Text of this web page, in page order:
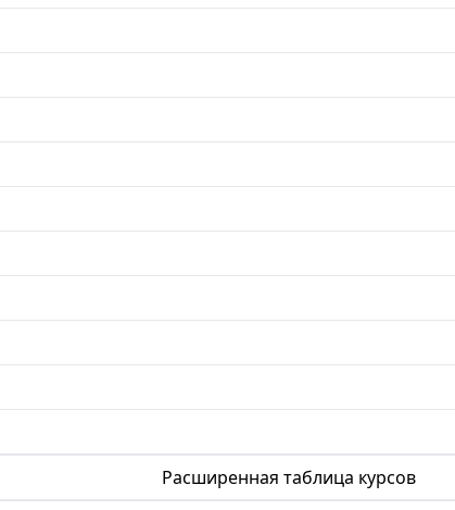
Расширенная таблица курсов